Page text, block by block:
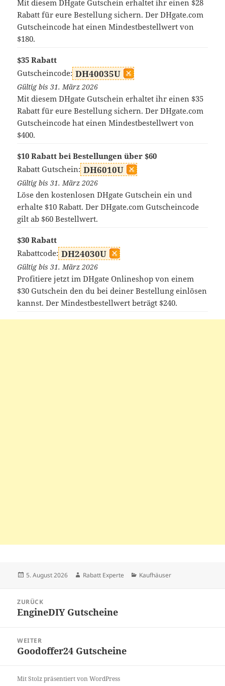
Mit diesem DHgate Gutschein erhaltet ihr einen $28
Rabatt für eure Bestellung sichern. Der DHgate.com
Gutscheincode hat einen Mindestbestellwert von
$180.
$35 Rabatt
Gutscheincode: DH40035U
Gültig bis 31. März 2026
Mit diesem DHgate Gutschein erhaltet ihr einen $35
Rabatt für eure Bestellung sichern. Der DHgate.com
Gutscheincode hat einen Mindestbestellwert von
$400.
$10 Rabatt bei Bestellungen über $60
Rabatt Gutschein: DH6010U
Gültig bis 31. März 2026
Löse den kostenlosen DHgate Gutschein ein und
erhalte $10 Rabatt. Der DHgate.com Gutscheincode
gilt ab $60 Bestellwert.
$30 Rabatt
Rabattcode: DH24030U
Gültig bis 31. März 2026
Profitiere jetzt im DHgate Onlineshop von einem
$30 Gutschein den du bei deiner Bestellung einlösen
kannst. Der Mindestbestellwert beträgt $240.
Veröffentlicht
5. August 2026 Autor
Rabatt Experte Kategorien
Kaufhäuser
ZURÜCK
Vorheriger
EngineDIY Gutscheine
WEITER
Nächster
Goodoffer24 Gutscheine
Mit Stolz präsentiert von WordPress